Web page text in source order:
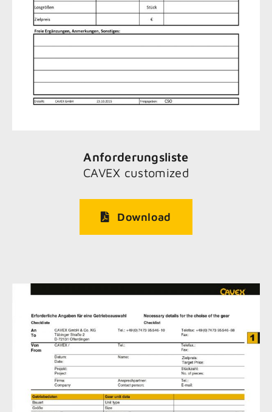
Anforderungsliste
CAVEX customized
Download